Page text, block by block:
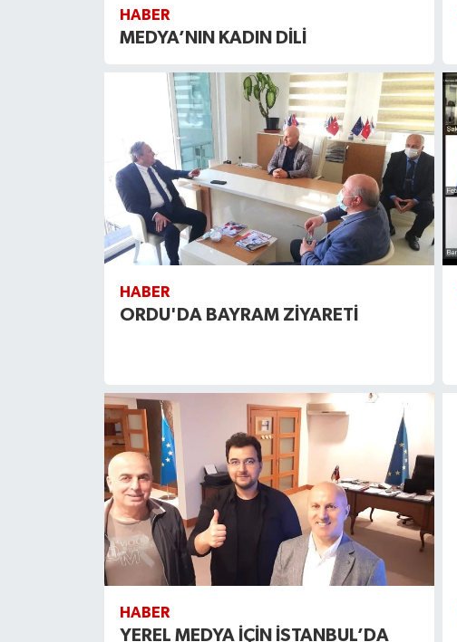
HABER
MEDYA’NIN KADIN DİLİ
HABER
ORDU'DA BAYRAM ZİYARETİ
HABER
YEREL MEDYA İÇİN İSTANBUL’DA